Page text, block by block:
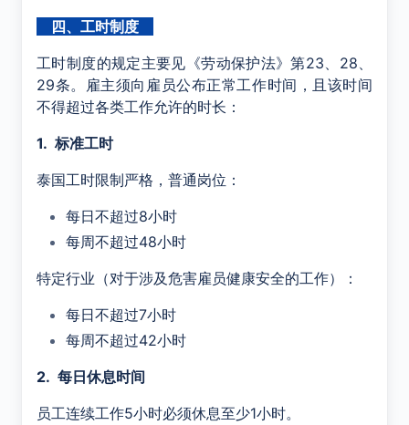
四、工时制度
工时制度的规定主要见《劳动保护法》第23 28
29条。雇主须向雇员公布正常工作时间，且该时间
不得超过各类工作允许的时长：
1. 标准工时
泰国工时限制严格，普通岗位：
每日不超过8小时
每周不超过48小时
特定行业（对于涉及危害雇员健康安全的工作）：
每日不超过7小时
每周不超过42小时
2. 每日休息时间
员工连续工作5小时必须休息至少1小时。